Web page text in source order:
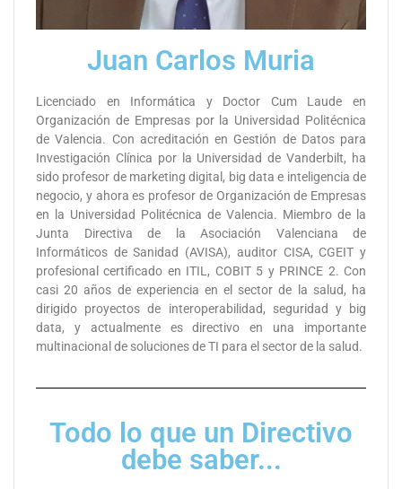
Juan Carlos Muria
Licenciado en Informática y Doctor Cum Laude en
Organización de Empresas por la Universidad Politécnica
de Valencia. Con acreditación en Gestión de Datos para
Investigación Clínica por la Universidad de Vanderbilt, ha
sido profesor de marketing digital, big data e inteligencia de
negocio, y ahora es profesor de Organización de Empresas
en la Universidad Politécnica de Valencia. Miembro de la
Junta Directiva de la Asociación Valenciana de
Informáticos de Sanidad (AVISA), auditor CISA, CGEIT y
profesional certificado en ITIL, COBIT 5 y PRINCE 2. Con
casi 20 años de experiencia en el sector de la salud, ha
dirigido proyectos de interoperabilidad, seguridad y big
data, y actualmente es directivo en una importante
multinacional de soluciones de TI para el sector de la salud.
Todo lo que un Directivo
debe saber...